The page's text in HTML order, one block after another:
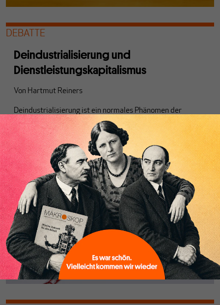
DEBATTE
Deindustrialisierung und
Dienstleistungskapitalismus
Von Hartmut Reiners
Deindustrialisierung ist ein normales Phänomen der
modernen Wirtschaft. Der Weg zur
Dienstleistungsgesellschaft wird längst beschritten – ist
aber ein Irrweg, wenn er als Privatisierung von
gemeinwirtschaftlichen Aufgaben daherkommt.